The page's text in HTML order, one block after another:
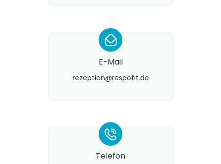
*
E-Mail
rezeption@​respofit.de
*
Telefon